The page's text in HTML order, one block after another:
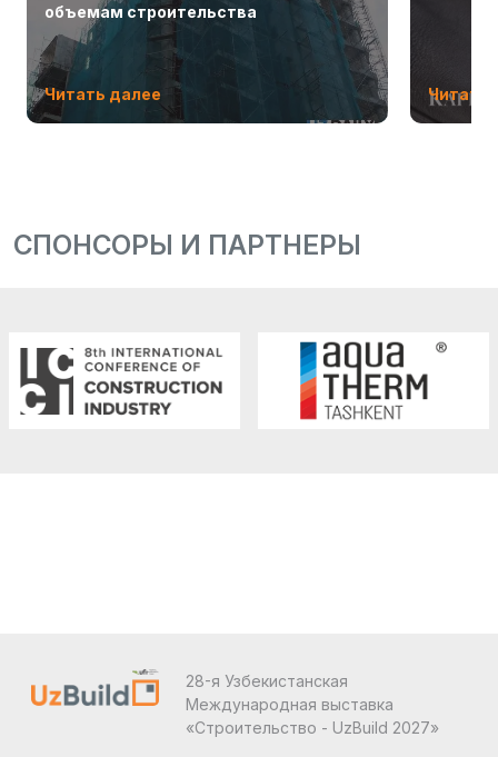
объемам строительства
Читать далее Читать
СПОНСОРЫ И ПАРТНЕРЫ
28-я Узбекистанская
Международная выставка
«Строительство - UzBuild 2027»